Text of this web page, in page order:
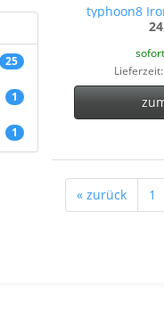
typhoon8
« zurück 1
25
1
1